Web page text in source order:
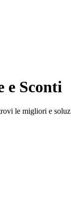
Sconti
le migliori e